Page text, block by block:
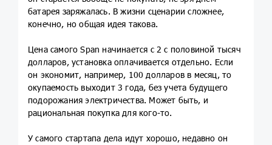
батарея заряжалась. В жизни сценарии сложнее,
конечно, но общая идея такова.
Цена самого Span начинается с 2 с половиной тысяч
долларов, установка оплачивается отдельно. Если
он экономит, например, 100 долларов в месяц, то
окупаемость выходит 3 года, без учета будущего
подорожания электричества. Может быть, и
рациональная покупка для кого-то.
У самого стартапа дела идут хорошо, недавно он